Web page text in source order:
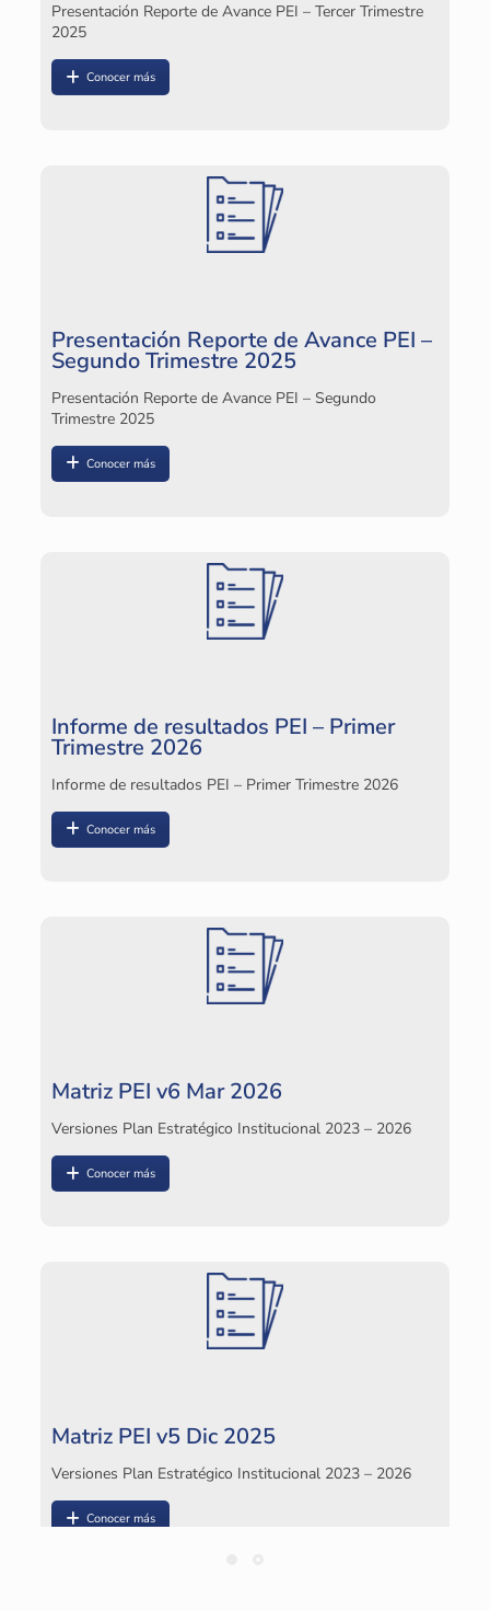
Presentación Reporte de Avance PEI – Tercer Trimestre
2025
Conocer más
Presentación Reporte de Avance PEI –
Segundo Trimestre 2025
Presentación Reporte de Avance PEI – Segundo
Trimestre 2025
Conocer más
Informe de resultados PEI – Primer
Trimestre 2026
Informe de resultados PEI – Primer Trimestre 2026
Conocer más
Matriz PEI v6 Mar 2026
Versiones Plan Estratégico Institucional 2023 – 2026
Conocer más
Matriz PEI v5 Dic 2025
Versiones Plan Estratégico Institucional 2023 – 2026
Conocer más